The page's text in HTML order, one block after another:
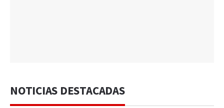
NOTICIAS DESTACADAS